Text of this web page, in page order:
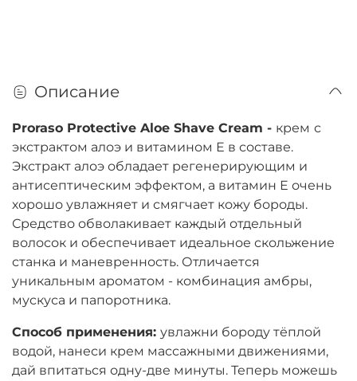
Описание
Proraso Protective Aloe Shave Cream - крем с
экстрактом алоэ и витамином Е в составе.
Экстракт алоэ обладает регенерирующим и
антисептическим эффектом, а витамин Е очень
хорошо увлажняет и смягчает кожу бороды.
Средство обволакивает каждый отдельный
волосок и обеспечивает идеальное скольжение
станка и маневренность. Отличается
уникальным ароматом - комбинация амбры,
мускуса и папоротника.
Способ применения: увлажни бороду тёплой
водой, нанеси крем массажными движениями,
дай впитаться одну-две минуты. Теперь можешь